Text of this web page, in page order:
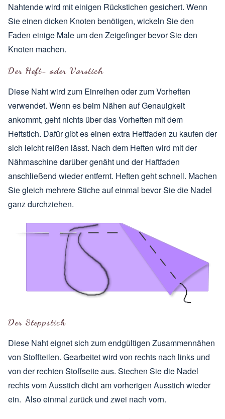
Nahtende wird mit einigen Rückstichen gesichert. Wenn
Sie einen dicken Knoten benötigen, wickeln Sie den
Faden einige Male um den Zeigefinger bevor Sie den
Knoten machen.
Der Heft- oder Vorstich
Diese Naht wird zum Einreihen oder zum Vorheften
verwendet. Wenn es beim Nähen auf Genauigkeit
ankommt, geht nichts über das Vorheften mit dem
Heftstich. Dafür gibt es einen extra Heftfaden zu kaufen der
sich leicht reißen lässt. Nach dem Heften wird mit der
Nähmaschine darüber genäht und der Haftfaden
anschließend wieder entfernt. Heften geht schnell. Machen
Sie gleich mehrere Stiche auf einmal bevor Sie die Nadel
ganz durchziehen.
Der Steppstich
Diese Naht eignet sich zum endgültigen Zusammennähen
von Stoffteilen. Gearbeitet wird von rechts nach links und
von der rechten Stoffseite aus. Stechen Sie die Nadel
rechts vom Ausstich dicht am vorherigen Ausstich wieder
ein. Also einmal zurück und zwei nach vorn.